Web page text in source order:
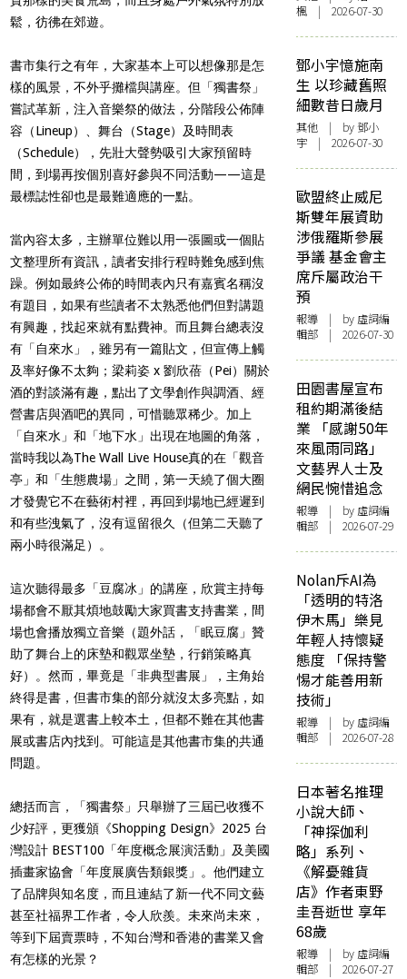
鬆，彷彿在郊遊。
書市集行之有年，大家基本上可以想像那是怎
樣的風景，不外乎攤檔與講座。但「獨書祭」
嘗試革新，注入音樂祭的做法，分階段公佈陣
容（Lineup）、舞台（Stage）及時間表
（Schedule），先壯大聲勢吸引大家預留時
間，到場再按個別喜好參與不同活動——這是
最標誌性卻也是最難適應的一點。
當內容太多，主辦單位難以用一張圖或一個貼
文整理所有資訊，讀者安排行程時難免感到焦
躁。例如最終公佈的時間表內只有嘉賓名稱沒
有題目，如果有些讀者不太熟悉他們但對講題
有興趣，找起來就有點費神。而且舞台總表沒
有「自來水」，雖另有一篇貼文，但宣傳上觸
及率好像不太夠；梁莉姿 x 劉欣蓓（Pei）關於
酒的對談滿有趣，點出了文學創作與調酒、經
營書店與酒吧的異同，可惜聽眾稀少。加上
「自來水」和「地下水」出現在地圖的角落，
當時我以為The Wall Live House真的在「觀音
亭」和「生態農場」之間，第一天繞了個大圈
才發覺它不在藝術村裡，再回到場地已經遲到
和有些洩氣了，沒有逗留很久（但第二天聽了
兩小時很滿足）。
這次聽得最多「豆腐冰」的講座，欣賞主持每
場都會不厭其煩地鼓勵大家買書支持書業，間
場也會播放獨立音樂（題外話，「眠豆腐」贊
助了舞台上的床墊和觀眾坐墊，行銷策略真
好）。然而，畢竟是「非典型書展」，主角始
終得是書，但書市集的部分就沒太多亮點，如
果有，就是選書上較本土，但都不難在其他書
展或書店內找到。可能這是其他書市集的共通
問題。
總括而言，「獨書祭」只舉辦了三屆已收獲不
少好評，更獲頒《Shopping Design》2025 台
灣設計 BEST100「年度概念展演活動」及美國
插畫家協會「年度展廣告類銀獎」。他們建立
了品牌與知名度，而且連結了新一代不同文藝
甚至社福界工作者，令人欣羨。未來尚未來，
等到下屆賣票時，不知台灣和香港的書業又會
有怎樣的光景？
楓 | 2026-07-30
鄧小宇憶施南
生 以珍藏舊照
細數昔日歲月
其他 | by 鄧小
宇 | 2026-07-30
歐盟終止威尼
斯雙年展資助
涉俄羅斯參展
爭議 基金會主
席斥屬政治干
預
報導 | by 虛詞編
輯部 | 2026-07-30
田園書屋宣布
租約期滿後結
業 「感謝50年
來風雨同路」
文藝界人士及
網民惋惜追念
報導 | by 虛詞編
輯部 | 2026-07-29
Nolan斥AI為
「透明的特洛
伊木馬」樂見
年輕人持懷疑
態度 「保持警
惕才能善用新
技術」
報導 | by 虛詞編
輯部 | 2026-07-28
日本著名推理
小說大師、
「神探伽利
略」系列、
《解憂雜貨
店》作者東野
圭吾逝世 享年
68歲
報導 | by 虛詞編
輯部 | 2026-07-27